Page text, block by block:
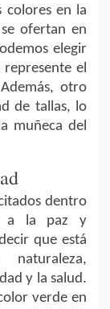
colores en la
ofertan en
elegir
el
otro
de tallas, lo
muñeca del
dentro
a la paz y
que está
y la salud.
verde en